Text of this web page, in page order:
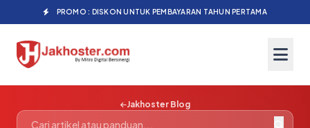
PROMO : DISKON UNTUK PEMBAYARAN TAHUN PERTAMA
Jakhoster Blog